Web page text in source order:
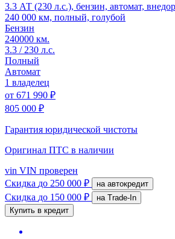
3.3 АТ (230 л.с.), бензин, автомат,
240 000 км, полный, голубой
Бензин
240000 км.
3.3 / 230 л.с.
Полный
Автомат
1 владелец
от 671 990 ₽
805 000 ₽
Гарантия юридической чистоты
Оригинал ПТС в наличии
vin VIN проверен
Скидка до 250 000 ₽ на автокредит
Скидка до 150 000 ₽
на Trade-In
Купить в кредит